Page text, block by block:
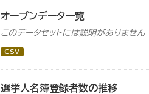
オープンデータ一覧
このデータセットには説明がありません
CSV
選挙人名簿登録者数の推移